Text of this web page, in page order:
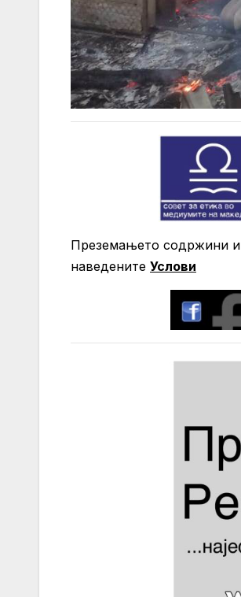
Преземањето содржини и
нaведените Услови